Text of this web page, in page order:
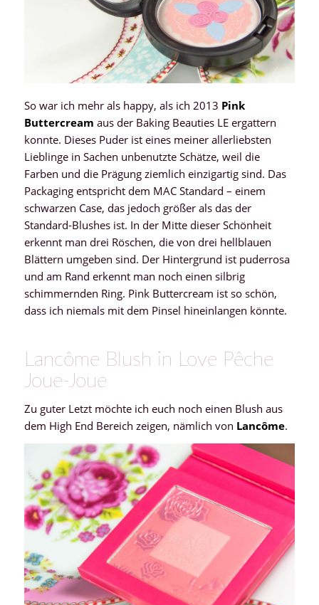
So war ich mehr als happy, als ich 2013 Pink
Buttercream aus der Baking Beauties LE ergattern
konnte. Dieses Puder ist eines meiner allerliebsten
Lieblinge in Sachen unbenutzte Schätze, weil die
Farben und die Prägung ziemlich einzigartig sind. Das
Packaging entspricht dem MAC Standard – einem
schwarzen Case, das jedoch größer als das der
Standard-Blushes ist. In der Mitte dieser Schönheit
erkennt man drei Röschen, die von drei hellblauen
Blättern umgeben sind. Der Hintergrund ist puderrosa
und am Rand erkennt man noch einen silbrig
schimmernden Ring. Pink Buttercream ist so schön,
dass ich niemals mit dem Pinsel hineinlangen könnte.
Lancôme Blush in Love Pêche
Joue-Joue
Zu guter Letzt möchte ich euch noch einen Blush aus
dem High End Bereich zeigen, nämlich von Lancôme.